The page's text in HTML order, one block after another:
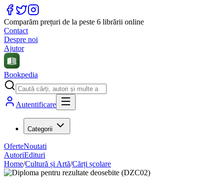
Comparăm prețuri de la peste 6 librării online
Contact
Despre noi
Ajutor
Bookpedia
Autentificare
Categorii
OferteNoutati
AutoriEdituri
Home/Cultură și Artă/Cărți școlare